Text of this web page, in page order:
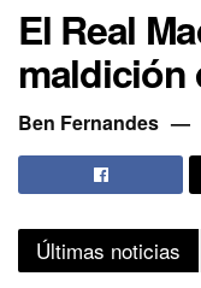
El Real
maldición
Ben Fernandes
Últimas noticias